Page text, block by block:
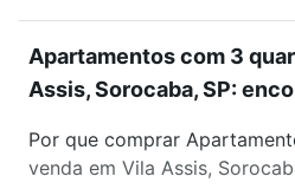
Apartamentos com 3
Assis, Sorocaba, SP:
Por que comprar
venda em Vila Assis,